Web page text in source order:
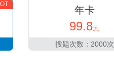
年卡
99.8元
搜题次数：2000次